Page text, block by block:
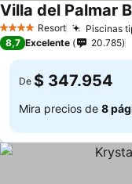
4 EstrellasResort Piscinas
8,7 Excelente 20.785
De $ 347.954
Mira precios de 8